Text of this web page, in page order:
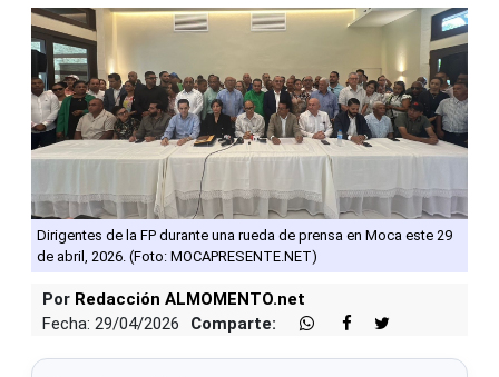
Dirigentes de la FP durante una rueda de prensa en Moca este 29
de abril, 2026. (Foto: MOCAPRESENTE.NET)
Por Redacción ALMOMENTO.net
Fecha: 29/04/2026
Comparte: